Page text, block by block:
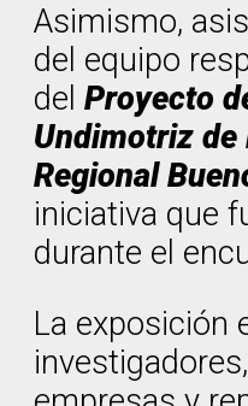
Asimismo,
del equipo
del Proyecto
Undimotriz de
Regional
iniciativa que
durante el
La exposición